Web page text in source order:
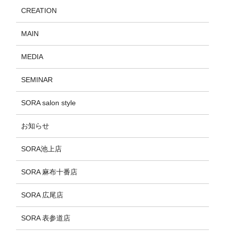
CREATION
MAIN
MEDIA
SEMINAR
SORA salon style
お知らせ
SORA池上店
SORA 麻布十番店
SORA 広尾店
SORA 表参道店